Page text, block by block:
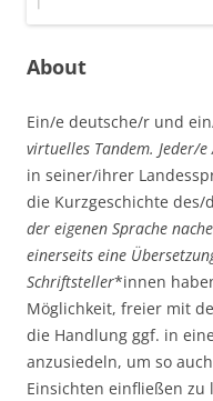
About
Ein/e deutsche/r und
virtuelles Tandem. Jeder/
in seiner/ihrer
die Kurzgeschichte
der eigenen Sprache
einerseits eine
Schriftsteller*innen
Möglichkeit, freier mit
die Handlung ggf. in
anzusiedeln, um so
Einsichten einfließen zu